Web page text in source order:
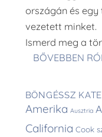
országán és
vezetett minket.
Ismerd meg a
BŐVEBBEN
BÖNGÉSSZ
Amerika Ausztria
California Cook